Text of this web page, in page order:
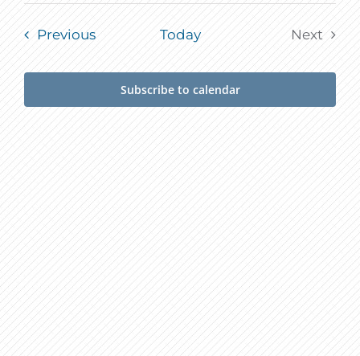
date.
PreviousEvents Today
Next
Events
Subscribe to calendar